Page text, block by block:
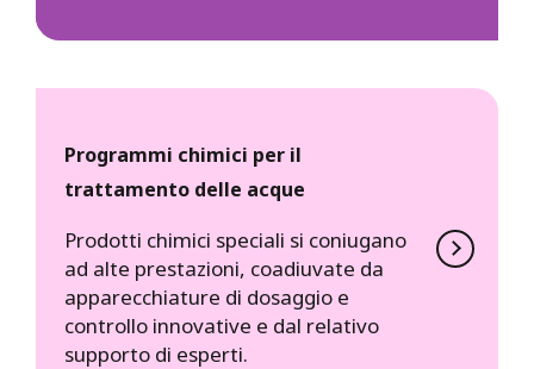
Programmi chimici per il
trattamento delle acque
Prodotti chimici speciali si coniugano
ad alte prestazioni, coadiuvate da
apparecchiature di dosaggio e
controllo innovative e dal relativo
supporto di esperti.